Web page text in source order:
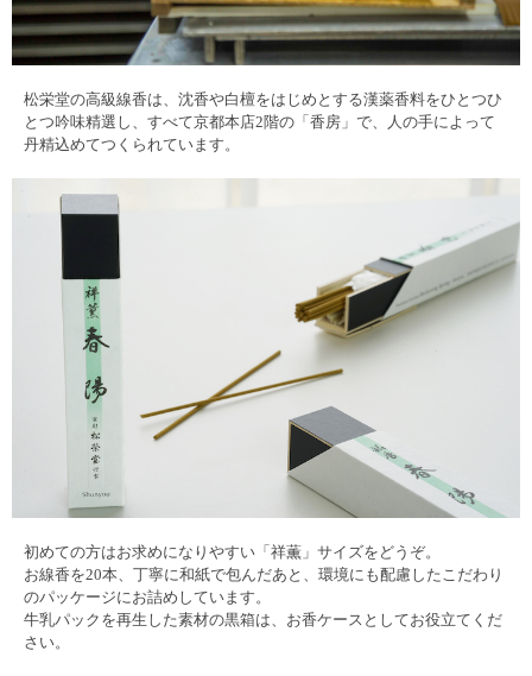
松栄堂の高級線香は、沈香や白檀をはじめとする漢薬香料をひとつひ
とつ吟味精選し、すべて京都本店2階の「香房」で、人の手によって
丹精込めてつくられています。
初めての方はお求めになりやすい「祥薫」サイズをどうぞ。
お線香を20本、丁寧に和紙で包んだあと、環境にも配慮したこだわり
のパッケージにお詰めしています。
牛乳パックを再生した素材の黒箱は、お香ケースとしてお役立てくだ
さい。